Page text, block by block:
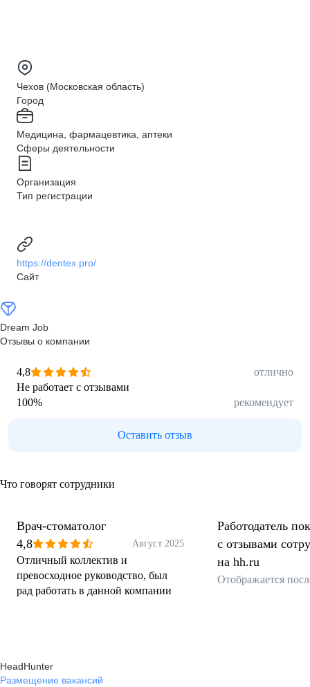
Чехов (Московская область)
Город
Медицина, фармацевтика, аптеки
Сферы деятельности
Организация
Тип регистрации
https://dentex.pro/
Сайт
Dream Job
Отзывы о компании
4,8
отлично
Не работает с отзывами
100% рекомендует
Оставить отзыв
Что говорят сотрудники
Врач-стоматолог
4,8
Август 2025
Отличный коллектив и
превосходное руководство, был
рад работать в данной компании
Работодатель
с отзывами
на hh.ru
Отображается
HeadHunter
Размещение вакансий